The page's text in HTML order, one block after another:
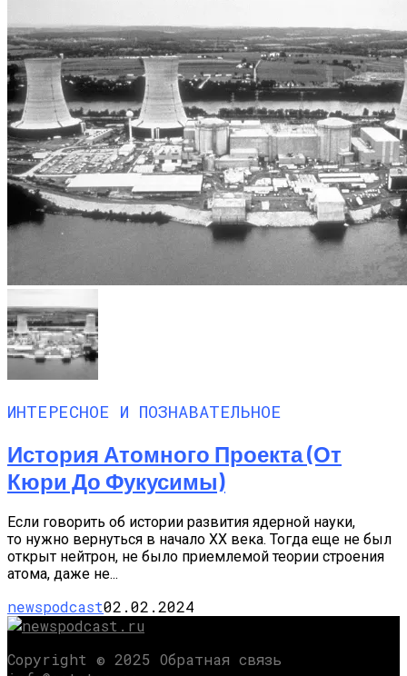
ИНТЕРЕСНОЕ И ПОЗНАВАТЕЛЬНОЕ
История Атомного Проекта (от
Кюри До Фукусимы)
Если говорить об истории развития ядерной науки,
то нужно вернуться в начало XX века. Тогда еще не был
открыт нейтрон, не было приемлемой теории строения
атома, даже не...
newspodcast02.02.2024
Copyright © 2025 Обратная связь